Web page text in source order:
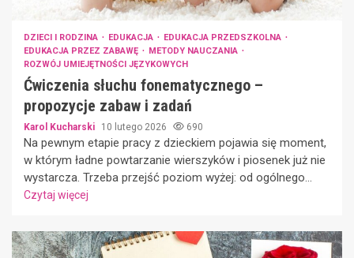
DZIECI I RODZINA EDUKACJA
EDUKACJA PRZEDSZKOLNA
EDUKACJA PRZEZ ZABAWĘ
METODY NAUCZANIA
ROZWÓJ UMIEJĘTNOŚCI JĘZYKOWYCH
Ćwiczenia słuchu fonematycznego –
propozycje zabaw i zadań
Karol Kucharski 10 lutego 2026 690
Na pewnym etapie pracy z dzieckiem pojawia się moment,
w którym ładne powtarzanie wierszyków i piosenek już nie
wystarcza. Trzeba przejść poziom wyżej: od ogólnego...
Czytaj więcej